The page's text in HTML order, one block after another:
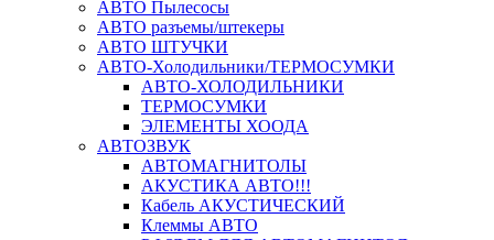
АВТО Пылесосы
АВТО разъемы/штекеры
АВТО ШТУЧКИ
АВТО-Холодильники/ТЕРМОСУМКИ
АВТО-ХОЛОДИЛЬНИКИ
ТЕРМОСУМКИ
ЭЛЕМЕНТЫ ХООДА
АВТОЗВУК
АВТОМАГНИТОЛЫ
АКУСТИКА АВТО!!!
Кабель АКУСТИЧЕСКИЙ
Клеммы АВТО